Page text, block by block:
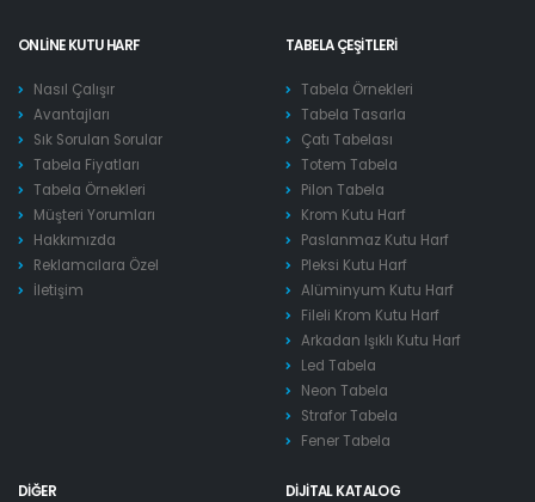
ONLINE KUTU HARF
Nasıl Çalışır
Avantajları
Sık Sorulan Sorular
Tabela Fiyatları
Tabela Örnekleri
Müşteri Yorumları
Hakkımızda
Reklamcılara Özel
İletişim
TABELA ÇEŞITLERI
Tabela Örnekleri
Tabela Tasarla
Çatı Tabelası
Totem Tabela
Pilon Tabela
Krom Kutu Harf
Paslanmaz Kutu Harf
Pleksi Kutu Harf
Alüminyum Kutu Harf
Fileli Krom Kutu Harf
Arkadan Işıklı Kutu Harf
Led Tabela
Neon Tabela
Strafor Tabela
Fener Tabela
DIĞER DIJITAL KATALOG